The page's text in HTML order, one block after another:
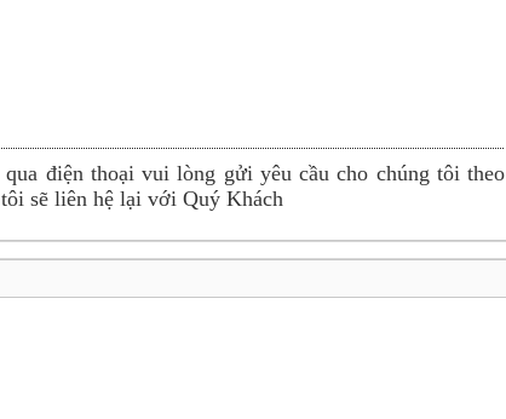
điện thoại vui lòng gửi yêu cầu cho chúng tôi theo
sẽ liên hệ lại với Quý Khách